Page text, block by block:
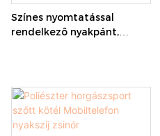
Színes nyomtatással
rendelkező nyakpánt,